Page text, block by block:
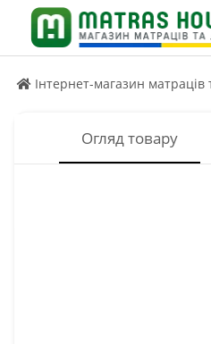
Інтернет-магазин матраців
Огляд товару